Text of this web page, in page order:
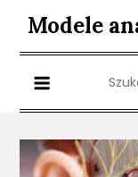
content
Modele